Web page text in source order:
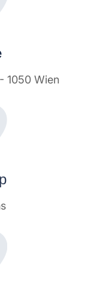
1050 Wien